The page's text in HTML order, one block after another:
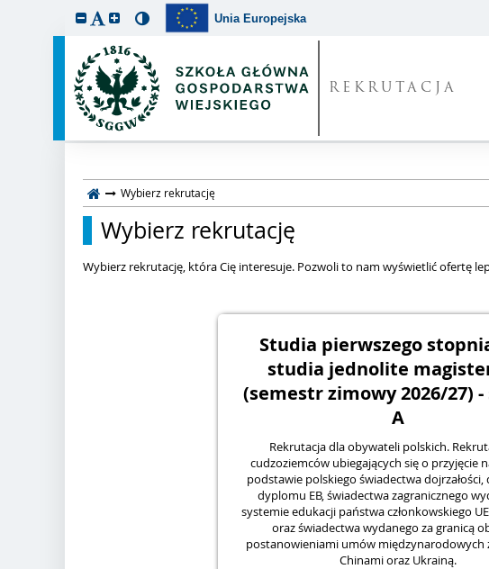
Unia Europejska
REKRUTACJA
Wybierz rekrutację
Wybierz rekrutację
Wybierz rekrutację, która Cię interesuje. Pozwoli to nam wyświetlić ofertę
Studia pierwszego
studia jednolite
(semestr zimowy 2026/27) -
A
Rekrutacja dla obywateli polskich.
cudzoziemców ubiegających się o przyjęcie
podstawie polskiego świadectwa dojrzałości,
dyplomu EB, świadectwa zagranicznego
systemie edukacji państwa członkowskiego UE,
oraz świadectwa wydanego za granicą
postanowieniami umów międzynarodowych
Chinami oraz Ukrainą.